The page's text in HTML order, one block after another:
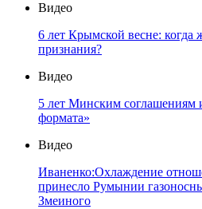
Видео
6 лет Крымской весне: когда
признания?
Видео
5 лет Минским соглашениям
формата»
Видео
Иваненко:Охлаждение
принесло Румынии
Змеиного